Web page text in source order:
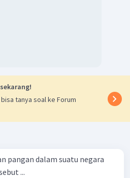
tanya soal ke Forum
pangan dalam suatu negara
...